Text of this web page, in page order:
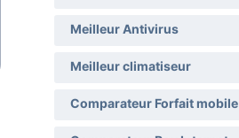
Meilleur Antivirus
Meilleur climatiseur
Comparateur Forfait mobile